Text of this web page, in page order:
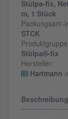
Stülpa-fix,
m, 1 Stück
Packungsart/-
STCK
Stülpa®-fix
Hersteller:
Hartmann